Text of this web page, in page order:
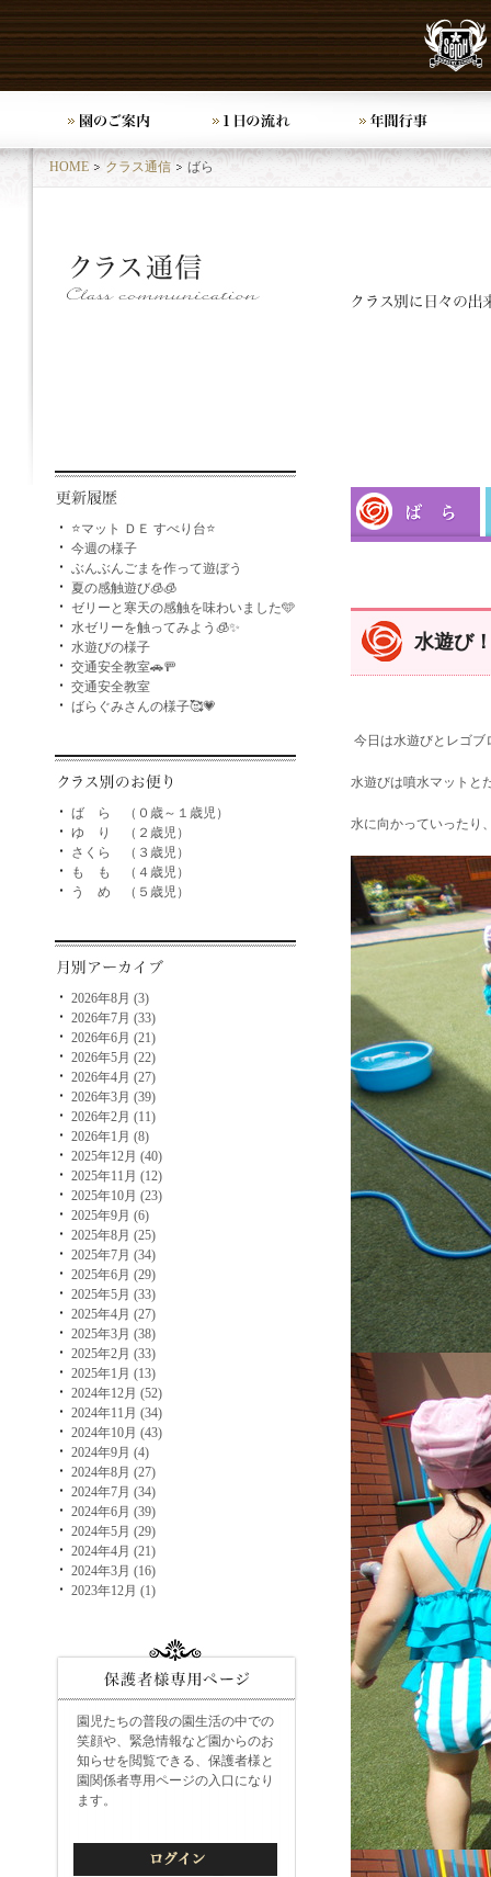
HOME クラス通信 ばら
⭐マット ＤＥ すべり台⭐
今週の様子
ぶんぶんごまを作って遊ぼう
夏の感触遊び🧊🧊
ゼリーと寒天の感触を味わいました🩵
水ゼリーを触ってみよう🧊✨
水遊びの様子
交通安全教室🚗🚥
交通安全教室
ばらぐみさんの様子🥰💗
ば ら （０歳～１歳児）
ゆ り （２歳児）
さくら （３歳児）
も も （４歳児）
う め （５歳児）
2026年8月 (3)
2026年7月 (33)
2026年6月 (21)
2026年5月 (22)
2026年4月 (27)
2026年3月 (39)
2026年2月 (11)
2026年1月 (8)
2025年12月 (40)
2025年11月 (12)
2025年10月 (23)
2025年9月 (6)
2025年8月 (25)
2025年7月 (34)
2025年6月 (29)
2025年5月 (33)
2025年4月 (27)
2025年3月 (38)
2025年2月 (33)
2025年1月 (13)
2024年12月 (52)
2024年11月 (34)
2024年10月 (43)
2024年9月 (4)
2024年8月 (27)
2024年7月 (34)
2024年6月 (39)
2024年5月 (29)
2024年4月 (21)
2024年3月 (16)
2023年12月 (1)
園児たちの普段の園生活の中での
笑顔や、緊急情報など園からのお
知らせを閲覧できる、保護者様と
園関係者専用ページの入口になり
ます。
水遊び
今日は水遊びとレゴブ
水遊びは噴水マットと
水に向かっていったり